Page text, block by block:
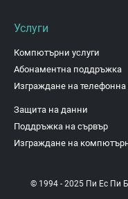
Услуги
Компютърни услуги
Абонаментна поддръжка
Изграждане на телефонна
Защита на данни
Поддръжка на сървър
Изграждане на
© 1994 - 2025 Пи Ес Пи